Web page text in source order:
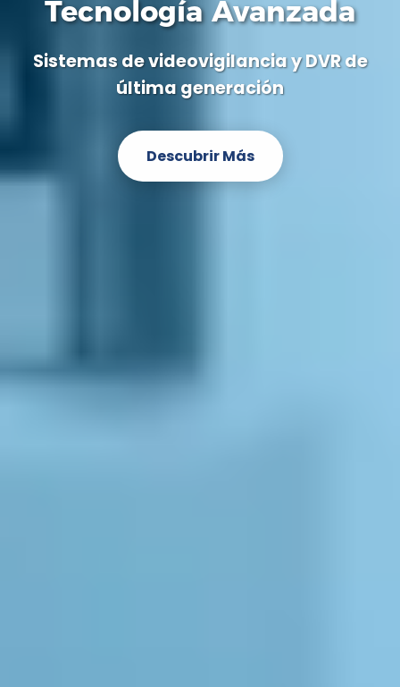
Tecnología Avanzada
Sistemas de videovigilancia y DVR de
última generación
Descubrir Más